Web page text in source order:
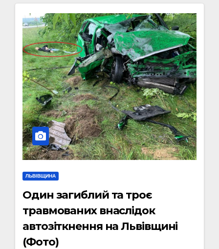
ЛЬВІВЩИНА
Один загиблий та троє
травмованих внаслідок
автозіткнення на Львівщині
(Фото)